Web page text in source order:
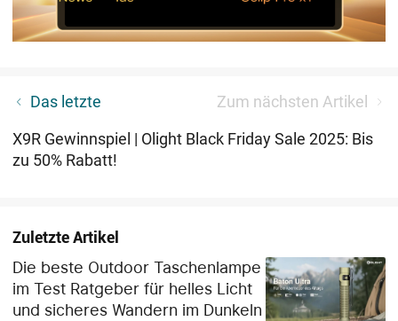
Das letzte Zum nächsten Artikel
Olight Marauder Mini 2 leistungsstarke LED
Leuchtweite
X9R Gewinnspiel | Olight Black Friday Sale 2025: Bis
zu 50% Rabatt!
Zuletzte Artikel
Die beste Outdoor Taschenlampe
im Test Ratgeber für helles Licht
und sicheres Wandern im Dunkeln